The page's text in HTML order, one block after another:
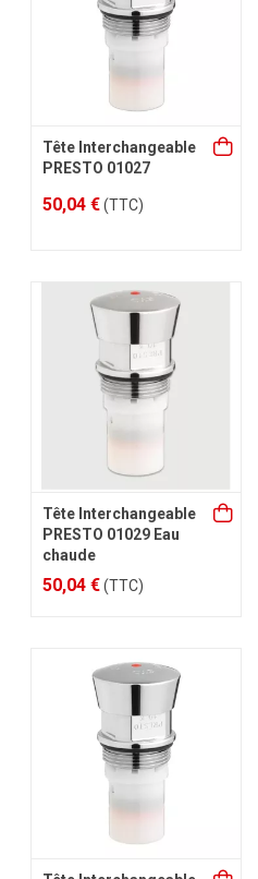
Tête Interchangeable
PRESTO 01027
50,04 €(TTC)
Tête Interchangeable
PRESTO 01029 Eau
chaude
50,04 €(TTC)